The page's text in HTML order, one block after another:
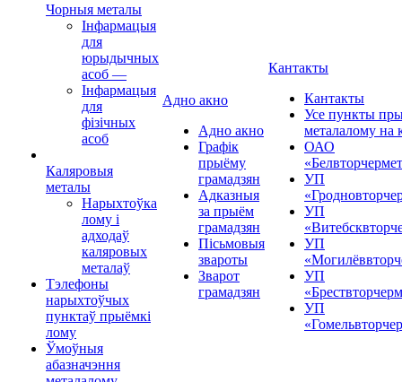
Чорныя металы
Інфармацыя
для
юрыдычных
асоб —
Інфармацыя
для
фізічных
асоб
Каляровыя
металы
Нарыхтоўка
лому і
адходаў
каляровых
металаў
Тэлефоны
нарыхтоўчых
пунктаў прыёмкі
лому
Ўмоўныя
абазначэння
Адно акно
Адно акно
Графік
прыёму
грамадзян
Адказныя
за прыём
грамадзян
Пісьмовыя
звароты
Зварот
грамадзян
Кантакты
Кантакты
Усе пункты
металалому на
ОАО
УП
УП
УП
УП
УП